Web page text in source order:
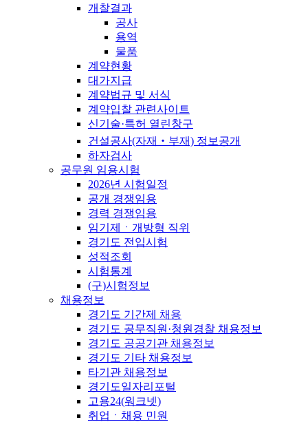
개찰결과
공사
용역
물품
계약현황
대가지급
계약법규 및 서식
계약입찰 관련사이트
신기술·특허 열린창구
건설공사(자재‧부재) 정보공개
하자검사
공무원 임용시험
2026년 시험일정
공개 경쟁임용
경력 경쟁임용
임기제ㆍ개방형 직위
경기도 전입시험
성적조회
시험통계
(구)시험정보
채용정보
경기도 기간제 채용
경기도 공무직원·청원경찰 채용정보
경기도 공공기관 채용정보
경기도 기타 채용정보
타기관 채용정보
경기도일자리포털
고용24(워크넷)
취업ㆍ채용 민원